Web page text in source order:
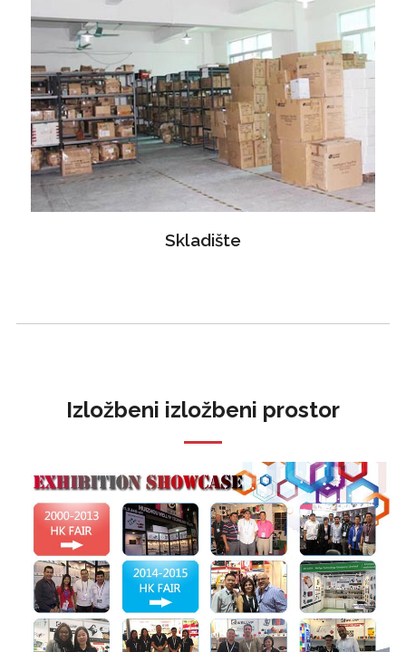
Skladište
Izložbeni izložbeni prostor